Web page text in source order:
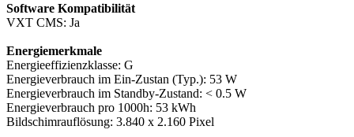
Software Kompatibilität
VXT CMS: Ja
Energiemerkmale
Energieeffizienzklasse: G
Energieverbrauch im Ein-Zustan (Typ.): 53 W
Energieverbrauch im Standby-Zustand: < 0.5 W
Energieverbrauch pro 1000h: 53 kWh
Bildschimrauflösung: 3.840 x 2.160 Pixel